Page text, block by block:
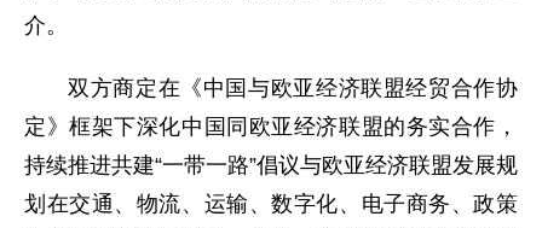
介。
双方商定在《中国与欧亚经济联盟经贸合作协
定》框架下深化中国同欧亚经济联盟的务实合作，
持续推进共建“一带一路”倡议与欧亚经济联盟发展规
划在交通、物流、运输、数字化、电子商务、政策